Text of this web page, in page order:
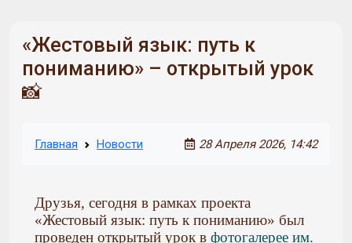
«Жестовый язык: путь к
пониманию» – открытый урок
📸
Главная Новости 28 Апреля 2026, 14:42
Друзья, сегодня в рамках проекта
«Жестовый язык: путь к пониманию» был
проведен открытый урок в фотогалерее им.